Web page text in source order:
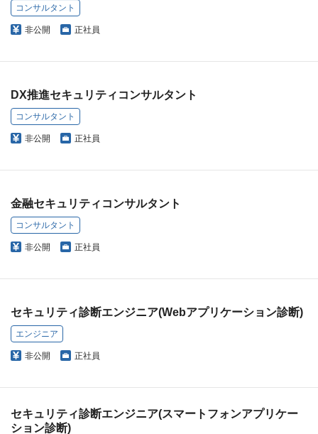
コンサルタント
非公開 正社員
DX推進セキュリティコンサルタント
コンサルタント
非公開 正社員
金融セキュリティコンサルタント
コンサルタント
非公開 正社員
セキュリティ診断エンジニア(Webアプリケーション診断)
エンジニア
非公開 正社員
セキュリティ診断エンジニア(スマートフォンアプリケー
ション診断)